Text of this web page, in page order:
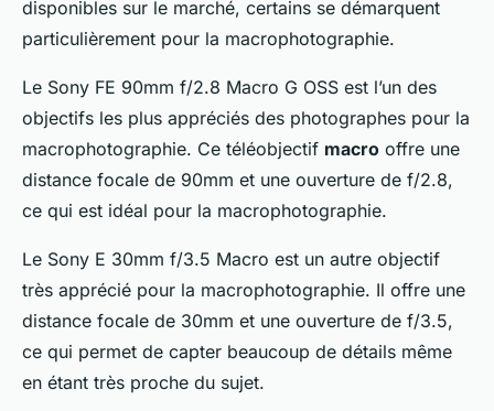
disponibles sur le marché, certains se démarquent
particulièrement pour la macrophotographie.
Le Sony FE 90mm f/2.8 Macro G OSS est l’un des
objectifs les plus appréciés des photographes pour la
macrophotographie. Ce téléobjectif macro offre une
distance focale de 90mm et une ouverture de f/2.8,
ce qui est idéal pour la macrophotographie.
Le Sony E 30mm f/3.5 Macro est un autre objectif
très apprécié pour la macrophotographie. Il offre une
distance focale de 30mm et une ouverture de f/3.5,
ce qui permet de capter beaucoup de détails même
en étant très proche du sujet.